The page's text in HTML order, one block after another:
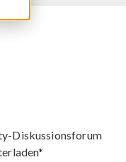
Diskussionsforum